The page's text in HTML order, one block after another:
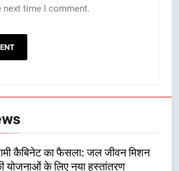
next time I comment.
कैबिनेट का फैसला: जल जीवन मिशन
योजनाओं के लिए नया हस्तांतरण